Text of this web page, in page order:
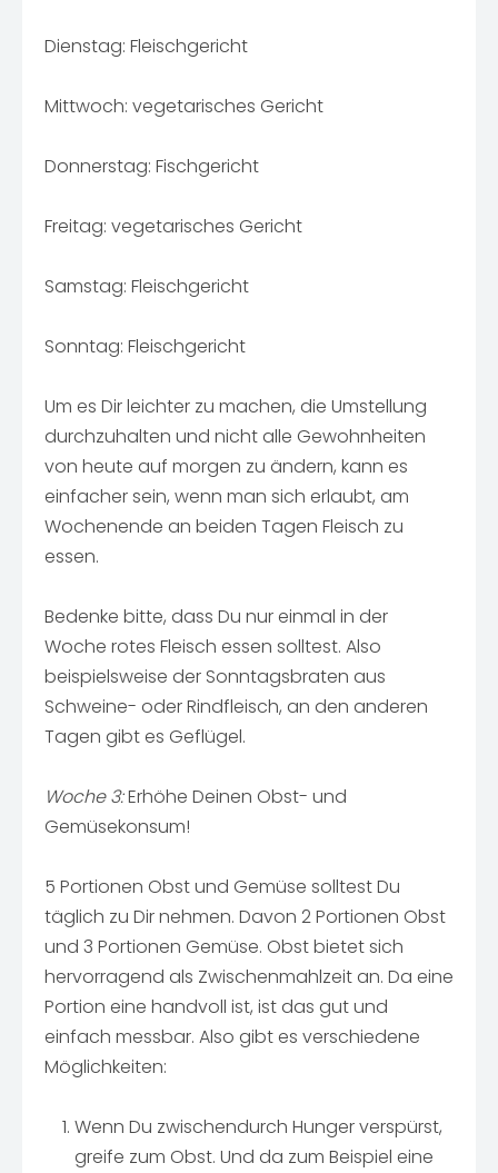
Dienstag: Fleischgericht
Mittwoch: vegetarisches Gericht
Donnerstag: Fischgericht
Freitag: vegetarisches Gericht
Samstag: Fleischgericht
Sonntag: Fleischgericht
Um es Dir leichter zu machen, die Umstellung
durchzuhalten und nicht alle Gewohnheiten
von heute auf morgen zu ändern, kann es
einfacher sein, wenn man sich erlaubt, am
Wochenende an beiden Tagen Fleisch zu
essen.
Bedenke bitte, dass Du nur einmal in der
Woche rotes Fleisch essen solltest. Also
beispielsweise der Sonntagsbraten aus
Schweine- oder Rindfleisch, an den anderen
Tagen gibt es Geflügel.
Woche 3:Erhöhe Deinen Obst- und
Gemüsekonsum!
5 Portionen Obst und Gemüse solltest Du
täglich zu Dir nehmen. Davon 2 Portionen Obst
und 3 Portionen Gemüse. Obst bietet sich
hervorragend als Zwischenmahlzeit an. Da eine
Portion eine handvoll ist, ist das gut und
einfach messbar. Also gibt es verschiedene
Möglichkeiten:
Wenn Du zwischendurch Hunger verspürst,
greife zum Obst. Und da zum Beispiel eine